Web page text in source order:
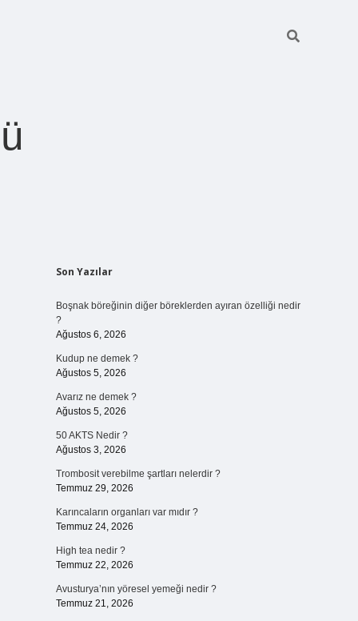
Sidebar
Son Yazılar
Boşnak böreğinin diğer böreklerden ayıran özelliği nedir
?
Ağustos 6, 2026
Kudup ne demek ?
Ağustos 5, 2026
Avarız ne demek ?
Ağustos 5, 2026
50 AKTS Nedir ?
Ağustos 3, 2026
Trombosit verebilme şartları nelerdir ?
Temmuz 29, 2026
Karıncaların organları var mıdır ?
Temmuz 24, 2026
High tea nedir ?
Temmuz 22, 2026
Avusturya’nın yöresel yemeği nedir ?
Temmuz 21, 2026